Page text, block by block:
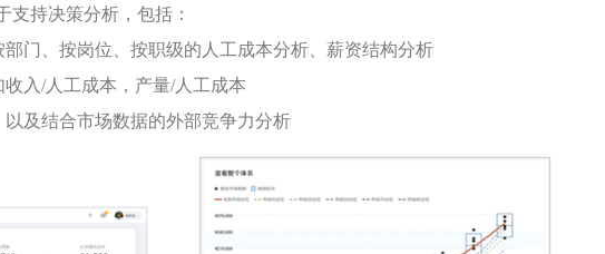
支持决策分析， 包括：
门、按岗位、按职级的人工成本分析、薪资结构分析
收入/人工成本，产量/人工成本
及结合市场数据的外部竞争力分析